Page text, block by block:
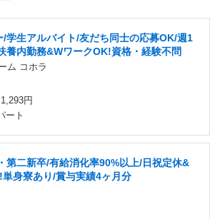
/学生アルバイト/友だち同士の応募OK/週1
養内勤務&WワークOK!資格・経験不問
ム コホラ
円
ート
第二新卒/有給消化率90%以上/日祝定休&
身寮あり/賞与実績4ヶ月分